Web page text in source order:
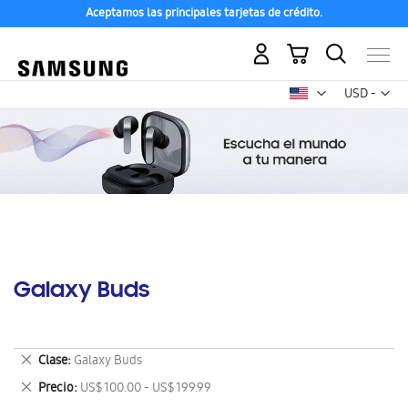
Aceptamos las principales tarjetas de crédito.
USD -
dólar
Mi carrito
Galaxy Buds
Clase Galaxy Buds
Eliminar
este
artículo
Precio US$ 100.00 - US$ 199.99
Eliminar